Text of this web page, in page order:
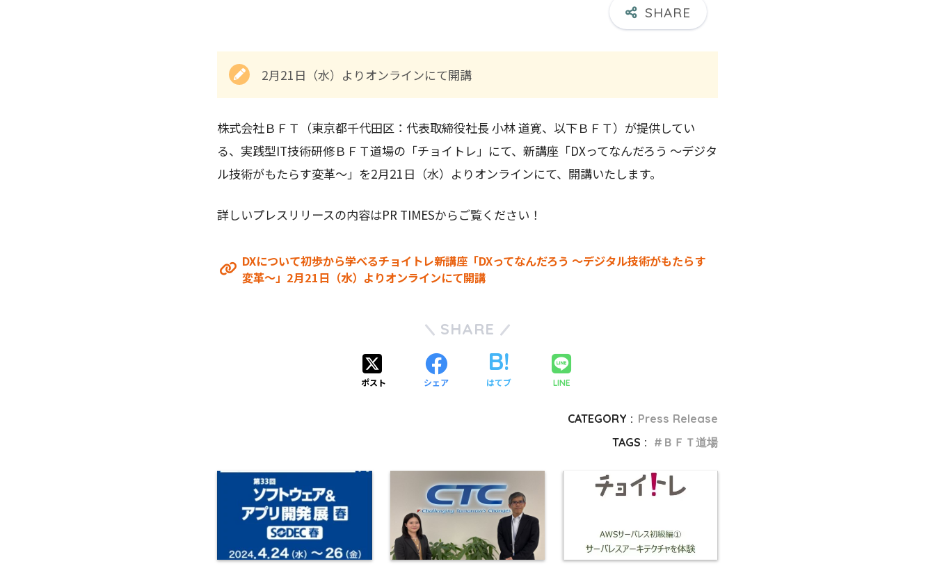
2月21日（水）よりオンラインにて開講
株式会社ＢＦＴ（東京都千代田区：代表取締役社長 小林 道寛、以下ＢＦＴ）が提供してい
る、実践型IT技術研修ＢＦＴ道場の「チョイトレ」にて、新講座「DXってなんだろう ～デジタ
ル技術がもたらす変革～」を2月21日（水）よりオンラインにて、開講いたします。
詳しいプレスリリースの内容はPR TIMESからご覧ください！
DXについて初歩から学べるチョイトレ新講座「DXってなんだろう ～デジタル技術がもたらす
変革～」2月21日（水）よりオンラインにて開講
SHARE
ポスト シェア はてブ LINE
CATEGORY : Press Release
TAGS :
ＢＦＴ道場